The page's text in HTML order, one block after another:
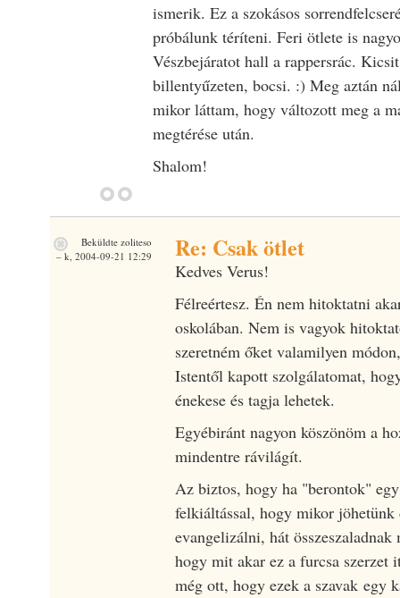
ismerik. Ez a szokásos
próbálunk téríteni. Feri ötlete is
Vészbejáratot hall a rappersrác.
billentyűzeten, bocsi. :) Meg aztán
mikor láttam, hogy változott meg a
megtérése után.
Shalom!
Re: Csak ötlet
Kedves Verus!
Félreértesz. Én nem hitoktatni
oskolában. Nem is vagyok
szeretném őket valamilyen
Istentől kapott szolgálatomat,
énekese és tagja lehetek.
Egyébiránt nagyon köszönöm a
mindentre rávilágít.
Az biztos, hogy ha "berontok"
felkiáltással, hogy mikor
evangelizálni, hát
hogy mit akar ez a furcsa szerzet
még ott, hogy ezek a szavak egy
Beküldte zoliteso
– k, 2004-09-21 12:29